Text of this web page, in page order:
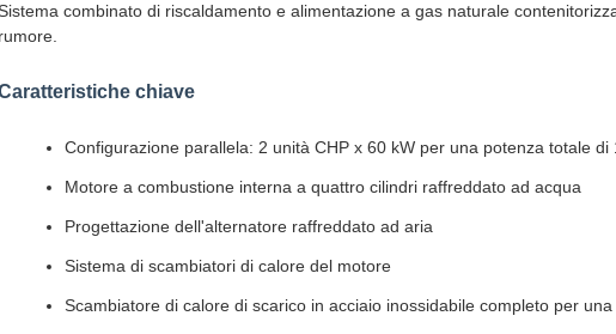
combinato di riscaldamento e alimentazione a gas naturale
rumore.
chiave
Configurazione parallela: 2 unità CHP x 60 kW per una potenza totale di
Motore a combustione interna a quattro cilindri raffreddato ad acqua
Progettazione dell'alternatore raffreddato ad aria
Sistema di scambiatori di calore del motore
Scambiatore di calore di scarico in acciaio inossidabile completo per